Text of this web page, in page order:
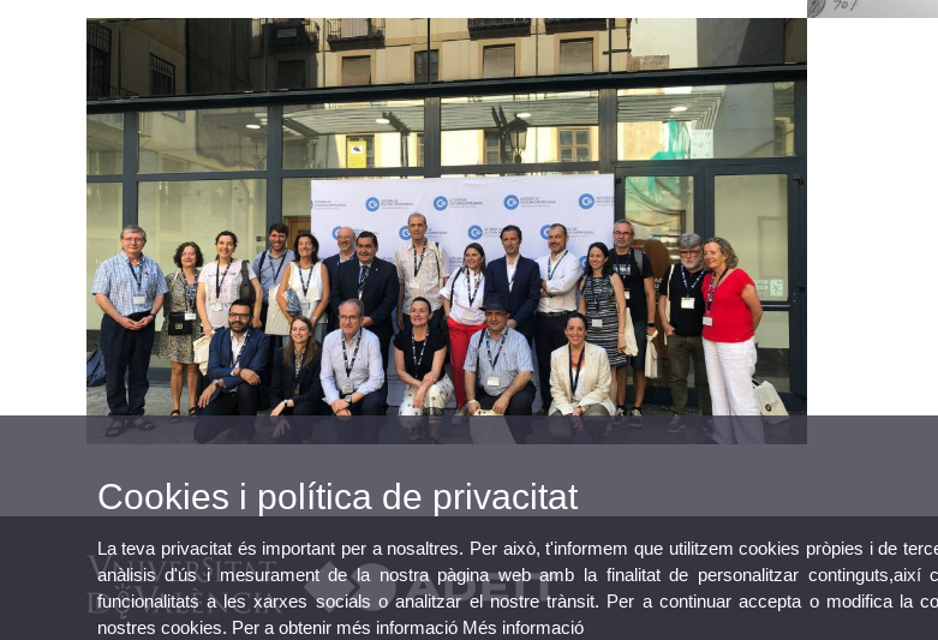
Cookies i política de privacitat
La teva privacitat és important per a nosaltres. Per això, t'informem que utilitzem cookies pròpies i de
anàlisis d'ús i mesurament de la nostra pàgina web amb la finalitat de personalitzar continguts,així
funcionalitats a les xarxes socials o analitzar el nostre trànsit. Per a continuar accepta o modifica la
nostres cookies. Per a obtenir més informació Més informació